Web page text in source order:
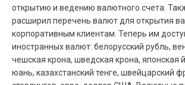
открытию и ведению валютного счета.
расширил перечень валют для открытия
корпоративным клиентам. Теперь им
иностранных валют: белорусский рубль,
чешская крона, шведская крона, японская
юань, казахстанский тенге, швейцарский